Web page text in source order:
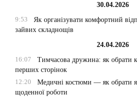
30.04.2026
9:53
Як організувати комфортний
зайвих складнощів
24.04.2026
16:07
Тимчасова дружина: як обрати
перших сторінок
12:20
Медичні костюми — як обрати
щоденної роботи